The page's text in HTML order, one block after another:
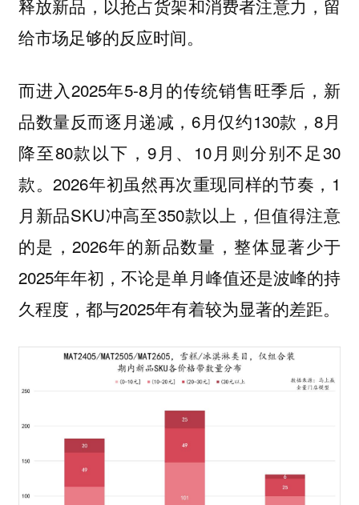
释放新品，以抢占货架和消费者注意力，留
给市场足够的反应时间。
而进入2025年5-8月的传统销售旺季后，新
品数量反而逐月递减，6月仅约130款，8月
降至80款以下，9月、10月则分别不足30
款。2026年初虽然再次重现同样的节奏，1
月新品SKU冲高至350款以上，但值得注意
的是，2026年的新品数量，整体显著少于
2025年年初，不论是单月峰值还是波峰的持
久程度，都与2025年有着较为显著的差距。